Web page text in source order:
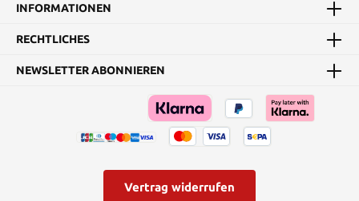
Eine große Schwäche hat
Blutdurst. Blades
Wunden verheilen wie
bei allen Vampiren
schnell, dies verlangsamt
Alterungsprozess. Im
Gegensatz zu anderen
INFORMATIONEN
RECHTLICHES
NEWSLETTER ABONNIEREN
Vertrag widerrufen